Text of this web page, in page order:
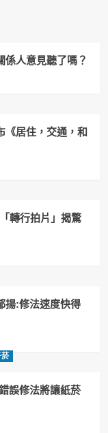
人意見聽了嗎？
《居住，交通，和
轉行拍片」揭驚
:修法速度快得
誤修法將讓紙菸